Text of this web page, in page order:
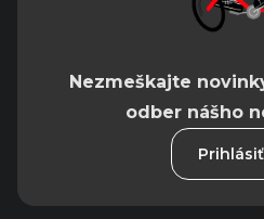
Nezmeškajte
odber nášho